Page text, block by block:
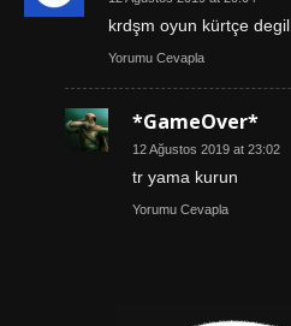
krdşm oyun kürtçe degil
Yorumu Cevapla
*GameOver*
12 Ağustos 2019 at 23:02
tr yama kurun
Yorumu Cevapla